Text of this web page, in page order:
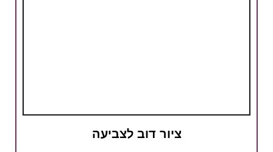
ציור דוב לצביעה